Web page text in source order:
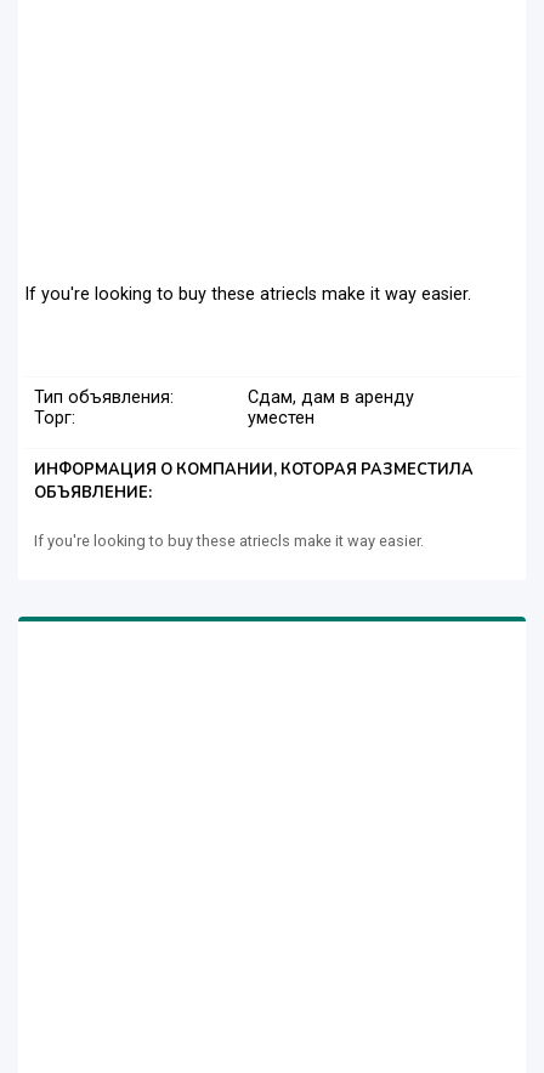
If you're looking to buy these atriecls make it way easier.
Тип объявления:
Сдам, дам в аренду
Торг:
уместен
ИНФОРМАЦИЯ О КОМПАНИИ, КОТОРАЯ РАЗМЕСТИЛА
ОБЪЯВЛЕНИЕ:
If you're looking to buy these atriecls make it way easier.